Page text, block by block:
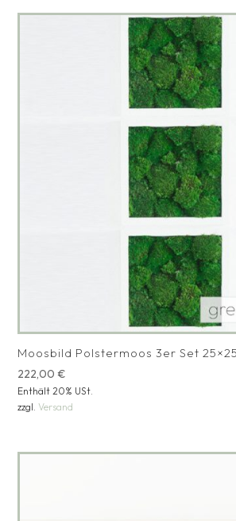
Moosbild Polstermoos 3er Set
222,00€
Enthält 20% USt.
zzgl.Versand